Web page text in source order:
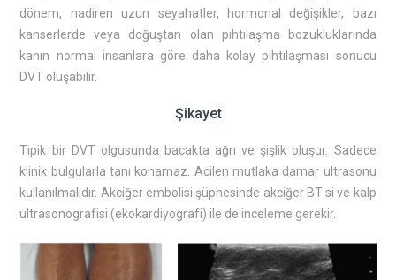
dönem, nadiren uzun seyahatler, hormonal değişikler, bazı
kanserlerde veya doğuştan olan pıhtılaşma bozukluklarında
kanın normal insanlara göre daha kolay pıhtılaşması sonucu
DVT oluşabilir.
Şikayet
Tipik bir DVT olgusunda bacakta ağrı ve şişlik oluşur. Sadece
klinik bulgularla tanı konamaz. Acilen mutlaka damar ultrasonu
kullanılmalıdır. Akciğer embolisi şüphesinde akciğer BT si ve kalp
ultrasonografisi (ekokardiyografi) ile de inceleme gerekir.